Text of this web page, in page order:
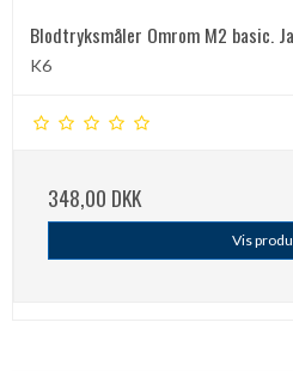
Blodtryksmåler Omrom M2 basic.
K6
348,00 DKK
Vis